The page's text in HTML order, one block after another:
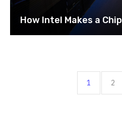
How Intel Makes a Chip
1 2